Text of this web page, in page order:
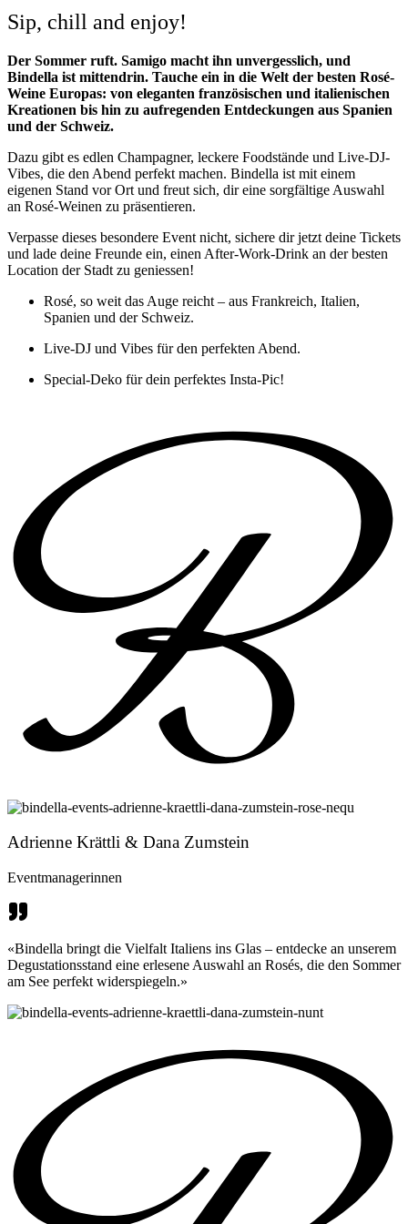
Sip, chill and enjoy!
Der Sommer ruft. Samigo macht ihn unvergesslich, und
Bindella ist mittendrin. Tauche ein in die Welt der besten Rosé-
Weine Europas: von eleganten französischen und italienischen
Kreationen bis hin zu aufregenden Entdeckungen aus Spanien
und der Schweiz.
Dazu gibt es edlen Champagner, leckere Foodstände und Live-DJ-
Vibes, die den Abend perfekt machen. Bindella ist mit einem
eigenen Stand vor Ort und freut sich, dir eine sorgfältige Auswahl
an Rosé-Weinen zu präsentieren.
Verpasse dieses besondere Event nicht, sichere dir jetzt deine Tickets
und lade deine Freunde ein, einen After-Work-Drink an der besten
Location der Stadt zu geniessen!
Rosé, so weit das Auge reicht – aus Frankreich, Italien,
Spanien und der Schweiz.
Live-DJ und Vibes für den perfekten Abend.
Special-Deko für dein perfektes Insta-Pic!
Adrienne Krättli & Dana Zumstein
Eventmanagerinnen
«Bindella bringt die Vielfalt Italiens ins Glas – entdecke an unserem
Degustationsstand eine erlesene Auswahl an Rosés, die den Sommer
am See perfekt widerspiegeln.»